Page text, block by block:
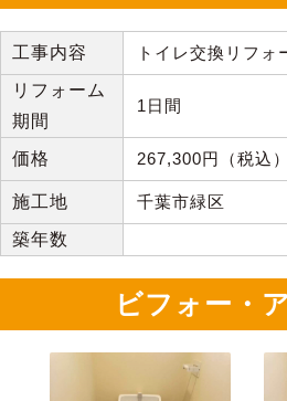
工事内容
トイレ交換リフォ
リフォーム
期間
1日間
価格 267,300円（税込）
施工地
千葉市緑区
築年数
ビフォー・